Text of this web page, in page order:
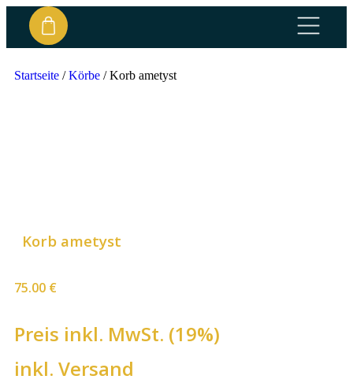
Startseite /Körbe /Korb ametyst
Korb ametyst
75.00 €
Preis inkl. MwSt. (19%)
inkl. Versand